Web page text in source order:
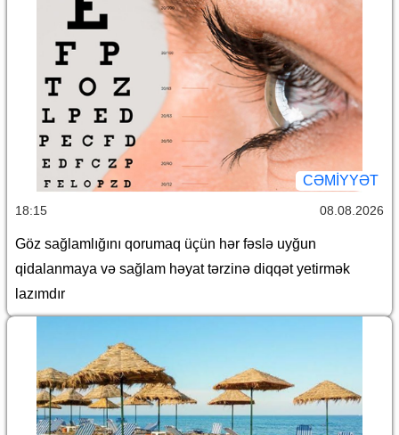
CƏMİYYƏT
18:15 08.08.2026
Göz sağlamlığını qorumaq üçün hər fəslə uyğun
qidalanmaya və sağlam həyat tərzinə diqqət yetirmək
lazımdır